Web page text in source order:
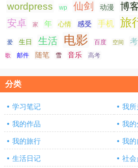
wordpress wp 仙剑 动漫 博
安卓 家 年 心情 感受 手机 旅
爱 生日 生活 电影 百度 空间
歌 邮件 随笔 雪 音乐 高考
分类
学习笔记 我所
我的作品 我的
我的旅行 我的
生活日记 社会